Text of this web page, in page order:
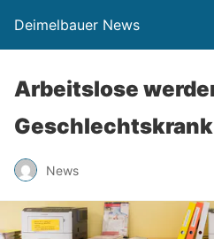
Deimelbauer News
Arbeitslose
News